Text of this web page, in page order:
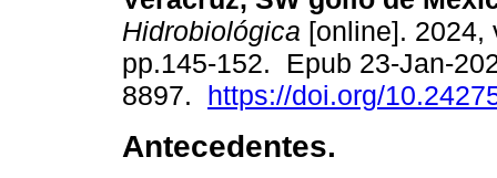
Hidrobiológica [online]. 2024,
pp.145-152. Epub 23-Jan-
8897. https://doi.org/
Antecedentes.